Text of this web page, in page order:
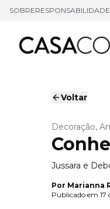
SOBRE
Voltar
Decoração,
Jussara e
Por Marianna
Publicado em 17